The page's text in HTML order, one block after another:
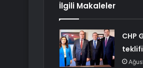
İlgili Makaleler
CHP